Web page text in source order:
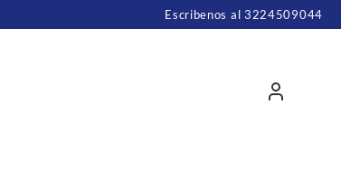
Escribenos al 3224509044